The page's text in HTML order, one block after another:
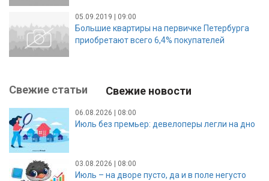
05.09.2019 | 09:00
Большие квартиры на первичке Петербурга
приобретают всего 6,4% покупателей
Свежие статьи Свежие новости
06.08.2026 | 08:00
Июль без премьер: девелоперы легли на дно
03.08.2026 | 08:00
Июль – на дворе пусто, да и в поле негусто